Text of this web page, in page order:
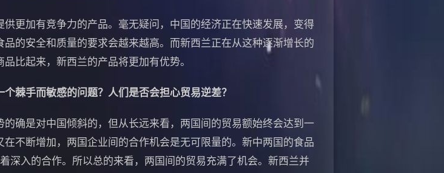
加有竞争力的产品。毫无疑问，中国的经济正在快速发展，变得
的安全和质量的要求会越来越高。而新西兰正在从这种逐渐增长的
比起来，新西兰的产品将更加有优势。
棘手而敏感的问题？人们是否会担心贸易逆差？
是对中国倾斜的，但从长远来看，两国间的贸易额始终会达到一
不断增加，两国企业间的合作机会是无可限量的。新中两国的食品
深入的合作。所以总的来看，两国间的贸易充满了机会。新西兰并